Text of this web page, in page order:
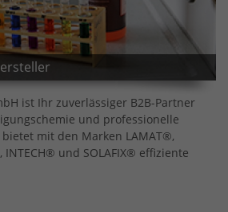
ist Ihr zuverlässiger B2B-Partner
und professionelle
mit den Marken LAMAT®,
INTECH® und SOLAFIX® effiziente